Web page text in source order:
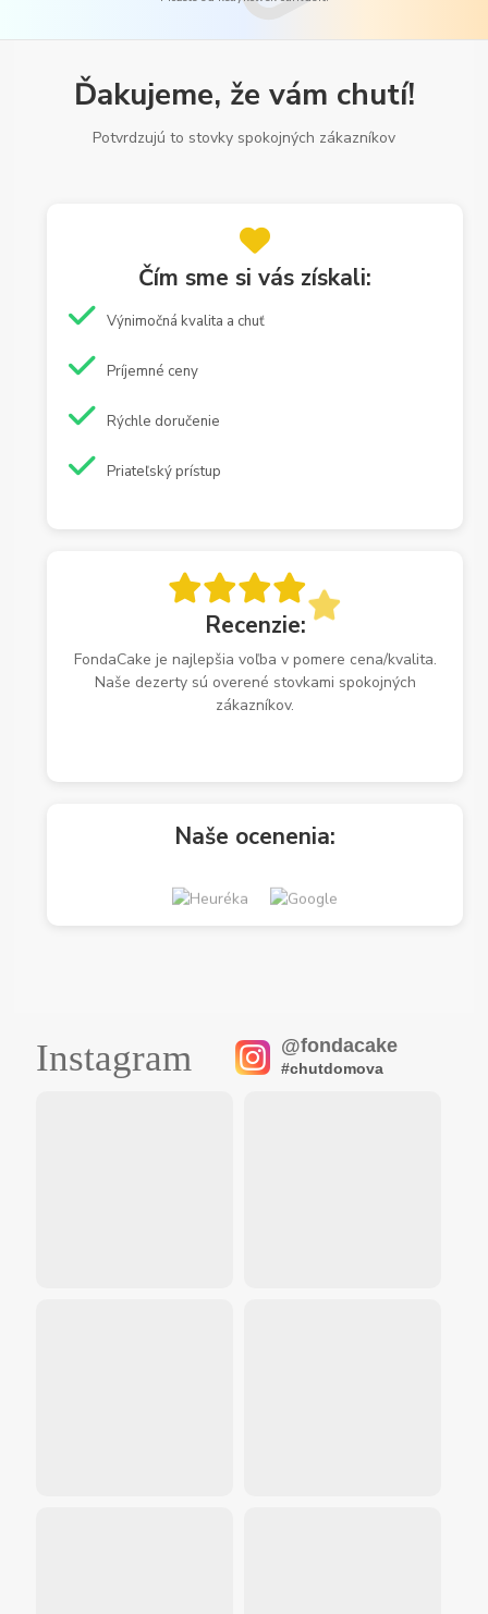
Ďakujeme, že vám chutí!
Potvrdzujú to stovky spokojných zákazníkov
Čím sme si vás získali:
Výnimočná kvalita a chuť
Príjemné ceny
Rýchle doručenie
Priateľský prístup
Recenzie:
FondaCake je najlepšia voľba v pomere cena/kvalita.
Naše dezerty sú overené stovkami spokojných
zákazníkov.
Naše ocenenia:
Instagram @fondacake
#chutdomova